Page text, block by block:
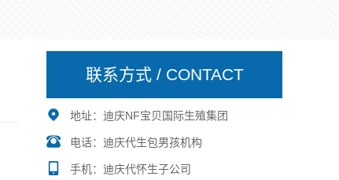
联系方式 / CONTACT
地址：迪庆NF宝贝国际生殖集团
电话：迪庆代生包男孩机构
手机：迪庆代怀生子公司